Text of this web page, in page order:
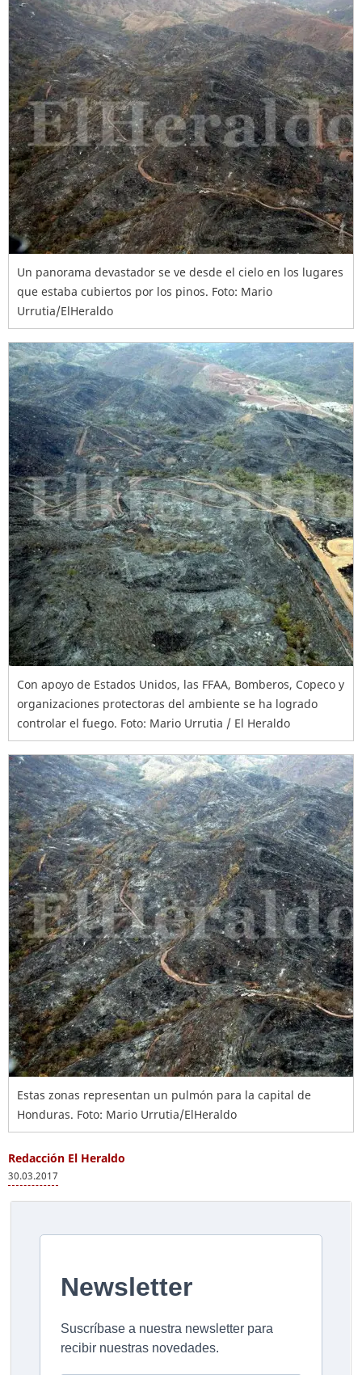
Un panorama devastador se ve desde el cielo en los lugares
que estaba cubiertos por los pinos. Foto: Mario
Urrutia/ElHeraldo
Con apoyo de Estados Unidos, las FFAA, Bomberos, Copeco y
organizaciones protectoras del ambiente se ha logrado
controlar el fuego. Foto: Mario Urrutia / El Heraldo
Estas zonas representan un pulmón para la capital de
Honduras. Foto: Mario Urrutia/ElHeraldo
Redacción El Heraldo
30.03.2017